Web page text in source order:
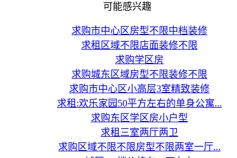
可能感兴趣
求购市中心区房型不限中档装修
求租区域不限店面装修不限
求购学区房
求购城东区域房型不限装修不限
求购市中心区小高层3室精致装修
求租:欢乐家园50平方左右的单身公寓...
求购东区学区房小户型
求租三室两厅两卫
求购区域不限不限房型不限两室一厅...